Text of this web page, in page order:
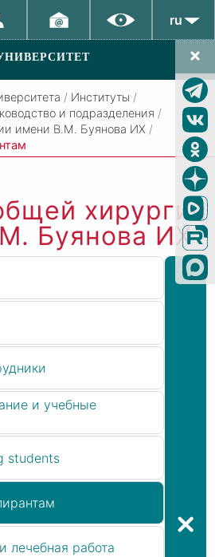
ru
/ Институты /
и подразделения /
имени В.М. Буянова ИХ /
хирургии
Буянова ИХ
и учебные
students
лечебная работа